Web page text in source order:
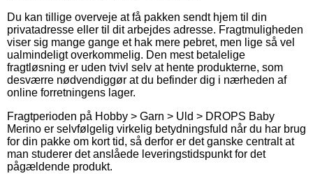
Du kan tillige overveje at få pakken sendt hjem til din
privatadresse eller til dit arbejdes adresse. Fragtmuligheden
viser sig mange gange et hak mere pebret, men lige så vel
ualmindeligt overkommelig. Den mest betalelige
fragtløsning er uden tvivl selv at hente produkterne, som
desværre nødvendiggør at du befinder dig i nærheden af
online forretningens lager.
Fragtperioden på Hobby > Garn > Uld > DROPS Baby
Merino er selvfølgelig virkelig betydningsfuld når du har brug
for din pakke om kort tid, så derfor er det ganske centralt at
man studerer det anslåede leveringstidspunkt for det
pågældende produkt.